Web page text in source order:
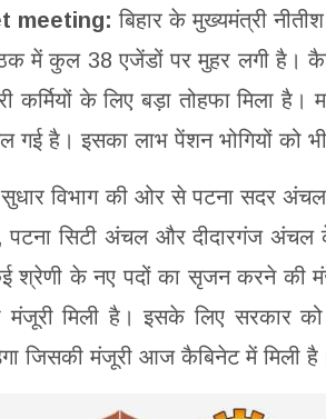
meeting:बिहार के मुख्यमंत्री
में कुल 38 एजेंडों पर मुहर लगी है।
कर्मियों के लिए बड़ा तोहफा मिला है।
गई है। इसका लाभ पेंशन भोगियों को भी
सुधार विभाग की ओर से पटना सदर
पटना सिटी अंचल और दीदारगंज अंचल
श्रेणी के नए पदों का सृजन करने की
मिली है। इसके लिए सरकार
जिसकी मंजूरी आज कैबिनेट में मिली